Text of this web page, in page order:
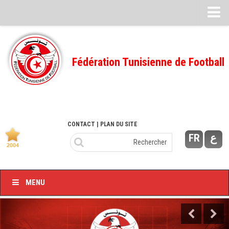
Feuille de match
FMI – 2022/2023
Ligue I – 2022/2023
Ligue I – 2020/2021
Ligue I – 2019/2020
Fédération Tunisienne de Football
FR ع
CONTACT | PLAN DU SITE
MENU